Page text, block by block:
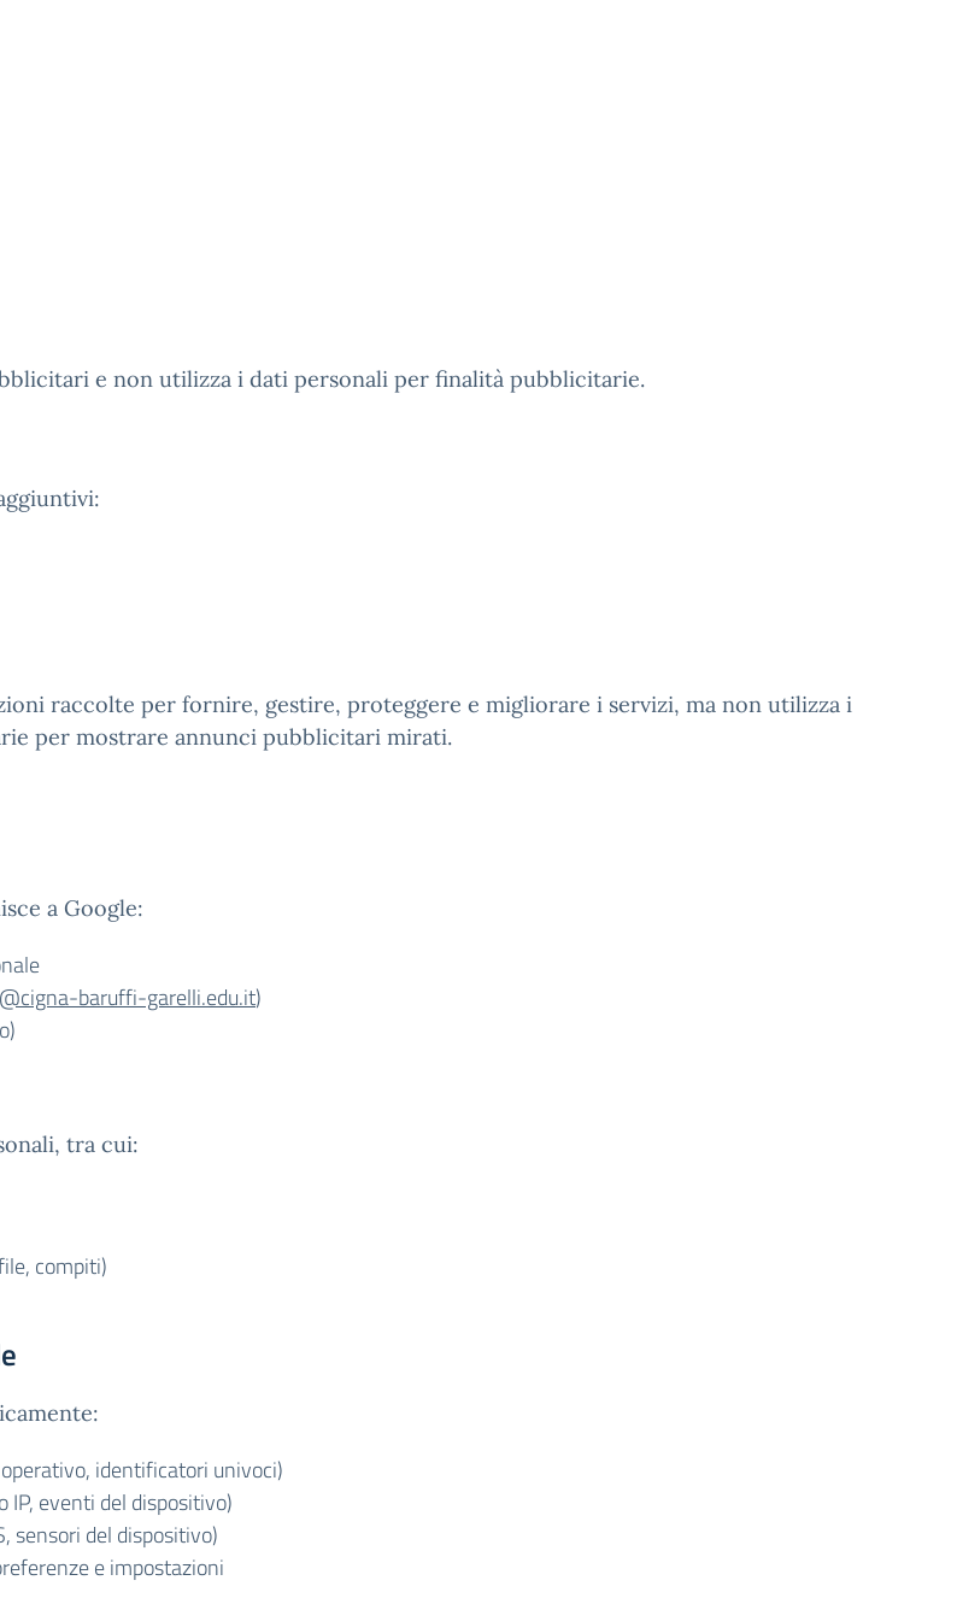
e non utilizza i dati personali per finalità pubblicitarie.
raccolte per fornire, gestire, proteggere e migliorare i servizi, ma non utilizza i
per mostrare annunci pubblicitari mirati.
a Google:
baruffi-garelli.edu.it)
tra cui:
compiti)
identificatori univoci)
eventi del dispositivo)
sensori del dispositivo)
e impostazioni